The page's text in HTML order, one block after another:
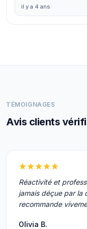
il y a 4 ans
TÉMOIGNAGES
Avis clients
Réactivité et
jamais déçue par la
recommande
Olivia B.